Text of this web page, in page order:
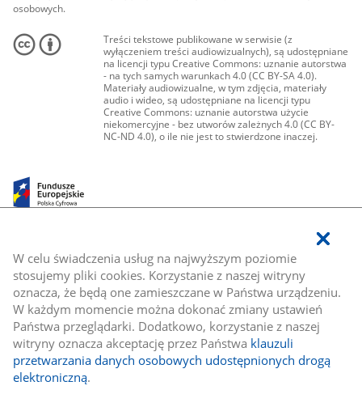
W celu świadczenia usług na najwyższym poziomie
stosujemy pliki cookies. Korzystanie z naszej witryny
oznacza, że będą one zamieszczane w Państwa urządzeniu.
W każdym momencie można dokonać zmiany ustawień
Państwa przeglądarki. Dodatkowo, korzystanie z naszej
witryny oznacza akceptację przez Państwa klauzuli
przetwarzania danych osobowych udostępnionych drogą
elektroniczną.
osobowych.
Treści tekstowe publikowane w serwisie (z
wyłączeniem treści audiowizualnych), są udostępniane
na licencji typu Creative Commons: uznanie autorstwa
- na tych samych warunkach 4.0 (CC BY-SA 4.0).
Materiały audiowizualne, w tym zdjęcia, materiały
audio i wideo, są udostępniane na licencji typu
Creative Commons: uznanie autorstwa użycie
niekomercyjne - bez utworów zależnych 4.0 (CC BY-
NC-ND 4.0), o ile nie jest to stwierdzone inaczej.